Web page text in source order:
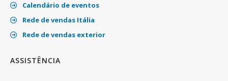
Calendário de eventos
Rede de vendas Itália
Rede de vendas exterior
ASSISTÊNCIA